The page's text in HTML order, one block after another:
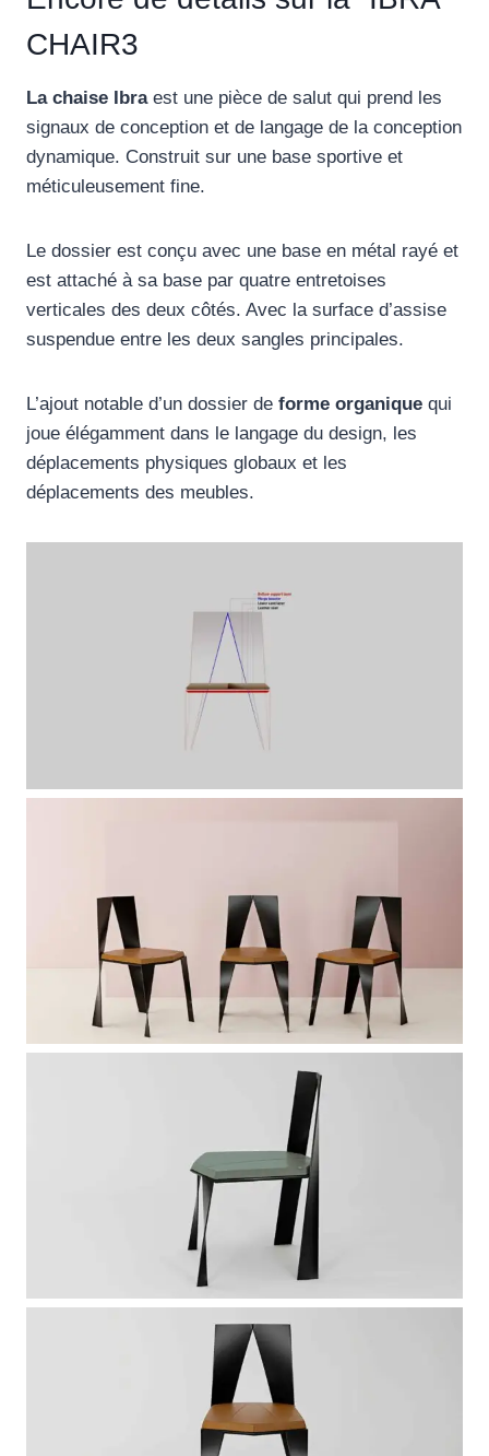
CHAIR3
La chaise Ibraest une pièce de salut qui prend les
signaux de conception et de langage de la conception
dynamique. Construit sur une base sportive et
méticuleusement fine.
Le dossier est conçu avec une base en métal rayé et
est attaché à sa base par quatre entretoises
verticales des deux côtés. Avec la surface d’assise
suspendue entre les deux sangles principales.
L’ajout notable d’un dossier de forme organique qui
joue élégamment dans le langage du design, les
déplacements physiques globaux et les
déplacements des meubles.